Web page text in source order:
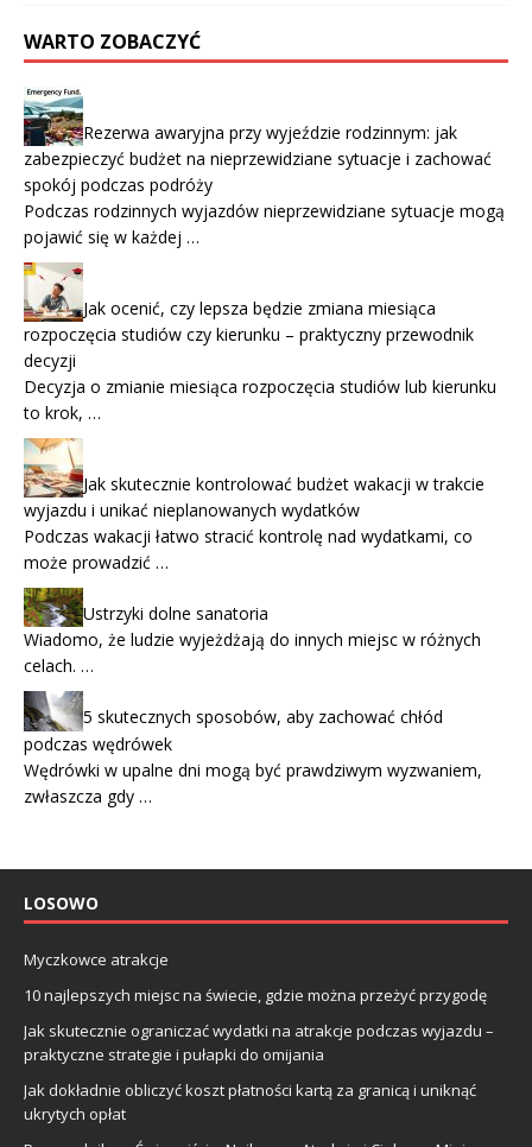
WARTO ZOBACZYĆ
Rezerwa awaryjna przy wyjeździe rodzinnym: jak
zabezpieczyć budżet na nieprzewidziane sytuacje i zachować
spokój podczas podróży
Podczas rodzinnych wyjazdów nieprzewidziane sytuacje mogą
pojawić się w każdej …
Jak ocenić, czy lepsza będzie zmiana miesiąca
rozpoczęcia studiów czy kierunku – praktyczny przewodnik
decyzji
Decyzja o zmianie miesiąca rozpoczęcia studiów lub kierunku
to krok, …
Jak skutecznie kontrolować budżet wakacji w trakcie
wyjazdu i unikać nieplanowanych wydatków
Podczas wakacji łatwo stracić kontrolę nad wydatkami, co
może prowadzić …
Ustrzyki dolne sanatoria
Wiadomo, że ludzie wyjeżdżają do innych miejsc w różnych
celach. …
5 skutecznych sposobów, aby zachować chłód
podczas wędrówek
Wędrówki w upalne dni mogą być prawdziwym wyzwaniem,
zwłaszcza gdy …
LOSOWO
Myczkowce atrakcje
10 najlepszych miejsc na świecie, gdzie można przeżyć przygodę
Jak skutecznie ograniczać wydatki na atrakcje podczas wyjazdu –
praktyczne strategie i pułapki do omijania
Jak dokładnie obliczyć koszt płatności kartą za granicą i uniknąć
ukrytych opłat